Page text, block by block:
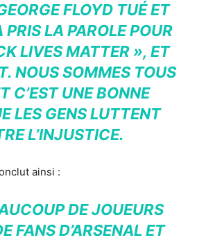
FLOYD TUÉ ET
PRIS LA PAROLE POUR
LIVES MATTER », ET
NOUS SOMMES TOUS
C’EST UNE BONNE
LES GENS LUTTENT
L’INJUSTICE.
ainsi :
DE JOUEURS
FANS D’ARSENAL ET